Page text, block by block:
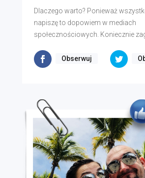
Dlaczego warto? Ponieważ
napiszę to dopowiem w mediach
społecznościowych. Koniecznie
Obserwuj